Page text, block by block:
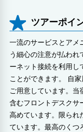
ツアーポイ
一流のサービスとアメ
う細心の注意が払われ
ーネット接続を利用し
ことができます。 自
ご用意しています。当
含むフロントデスクサ
高めています。限られ
ています。最高のくつ